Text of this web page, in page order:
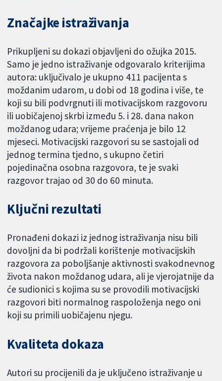
Značajke istraživanja
Prikupljeni su dokazi objavljeni do ožujka 2015.
Samo je jedno istraživanje odgovaralo kriterijima
autora: uključivalo je ukupno 411 pacijenta s
moždanim udarom, u dobi od 18 godina i više, te
koji su bili podvrgnuti ili motivacijskom razgovoru
ili uobičajenoj skrbi između 5. i 28. dana nakon
moždanog udara; vrijeme praćenja je bilo 12
mjeseci. Motivacijski razgovori su se sastojali od
jednog termina tjedno, s ukupno četiri
pojedinačna osobna razgovora, te je svaki
razgovor trajao od 30 do 60 minuta.
Ključni rezultati
Pronađeni dokazi iz jednog istraživanja nisu bili
dovoljni da bi podržali korištenje motivacijskih
razgovora za poboljšanje aktivnosti svakodnevnog
života nakon moždanog udara, ali je vjerojatnije da
će sudionici s kojima su se provodili motivacijski
razgovori biti normalnog raspoloženja nego oni
koji su primili uobičajenu njegu.
Kvaliteta dokaza
Autori su procijenili da je uključeno istraživanje u